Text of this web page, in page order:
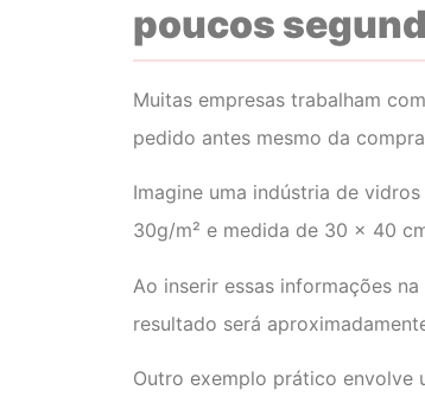
poucos
Muitas empresas trabalham
pedido antes mesmo da
Imagine uma indústria de
30g/m² e medida de 30 x 40
Ao inserir essas informações
resultado será
Outro exemplo prático envolve